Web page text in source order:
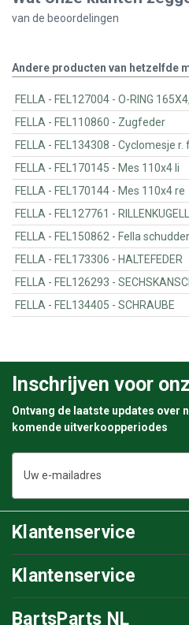
van de beoordelingen
Andere producten van hetzelfde
FELLA - FEL127004 - O-
FELLA - FEL110860 - Zugfeder
FELLA - FEL134308 -
FELLA - FEL170145 - Mes 110x4 li
FELLA - FEL170144 - Mes 110x4 re
FELLA - FEL127761 -
FELLA - FEL150862 - Fella
FELLA - FEL173306 - HALTEFEDER
FELLA - FEL126293 -
FELLA - FEL134405 - SCHRAUBE
Inschrijven voor
Ontvang de laatste updates over
komende uitverkoopperiodes
mailadres
Klantenservice
Klantenservice
BartsParts NL